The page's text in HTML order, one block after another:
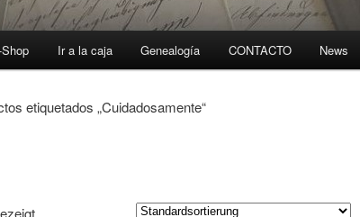
Ir a la caja Genealogía CONTACTO News
etiquetados „Cuidadosamente“